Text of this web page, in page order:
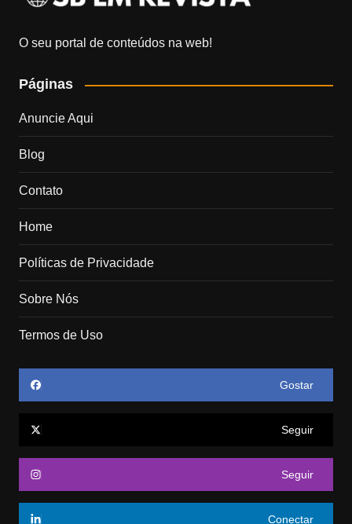
O seu portal de conteúdos na web!
Páginas
Anuncie Aqui
Blog
Contato
Home
Políticas de Privacidade
Sobre Nós
Termos de Uso
Gostar
Seguir
Seguir
Conectar